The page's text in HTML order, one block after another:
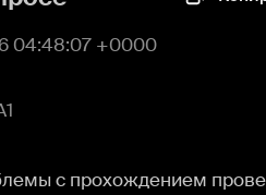
04:48:07 +0000
с прохождением